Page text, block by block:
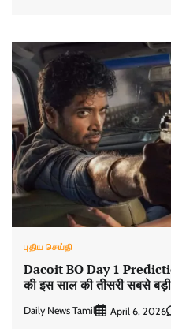
புதிய செய்தி
Dacoit BO Day 1
की इस साल की तीसरी सबसे
Daily News Tamil April 6, 2026